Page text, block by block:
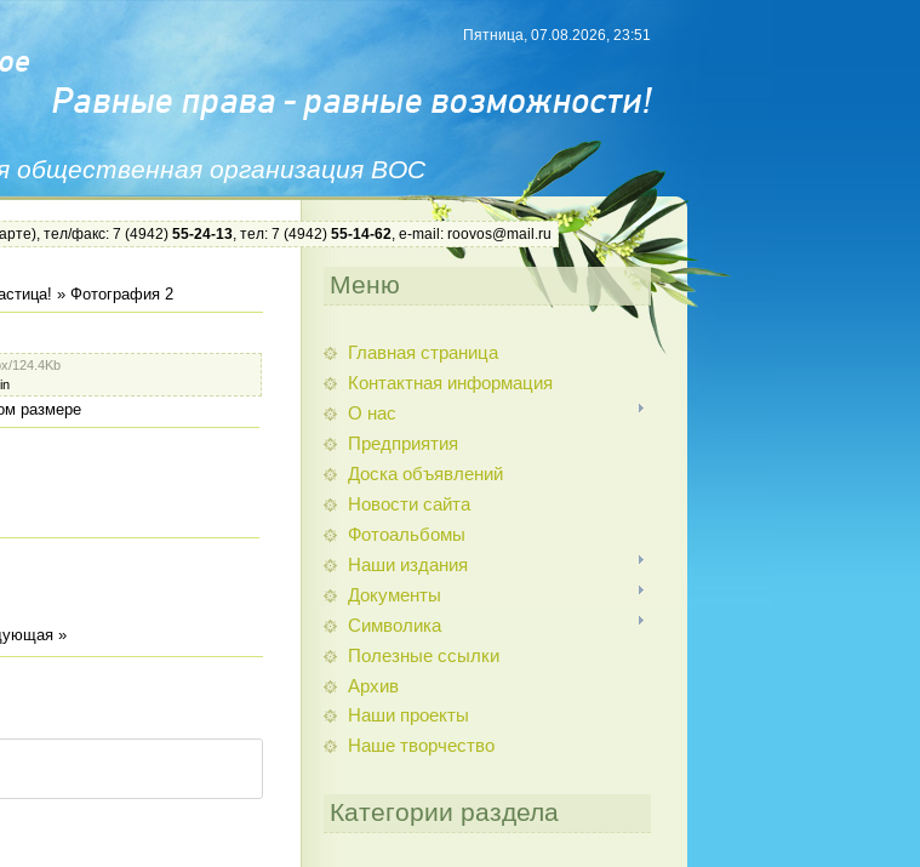
общественная организация ВОС
Пятница, 07.08.2026, 23:51
), тел/факс: 7 (4942) 55-24-13, тел: 7 (4942) 55-14-62, e-mail: roovos@mail.ru
» Фотография 2
124.4Kb
размере
»
Меню
Главная страница
Контактная информация
О нас
Предприятия
Доска объявлений
Новости сайта
Фотоальбомы
Наши издания
Документы
Символика
Полезные ссылки
Архив
Наши проекты
Наше творчество
Категории раздела